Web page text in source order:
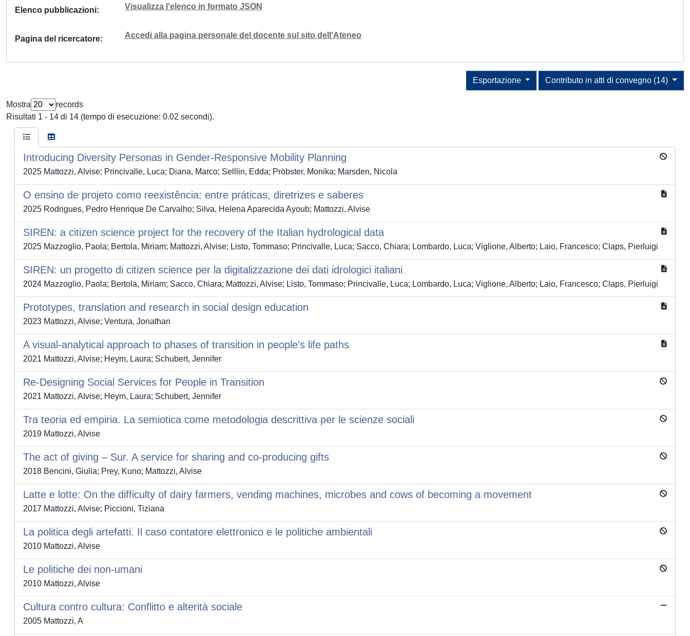
Elenco pubblicazioni Visualizza l'elenco in formato JSON
Pagina del ricercatore Accedi alla pagina personale del docente sul sito dell'Ateneo
Contributo in atti di convegno (14)
Esportazione
Mostra
records
Risultati 1 - 14 di 14 (tempo di esecuzione: 0.02 secondi).
Introducing Diversity Personas in Gender-Responsive Mobility Planning
2025 Mattozzi, Alvise; Princivalle, Luca; Diana, Marco; Selllin, Edda; Pröbster, Monika; Marsden, Nicola
O ensino de projeto como reexistência: entre práticas, diretrizes e saberes
2025 Rodrigues, Pedro Henrique De Carvalho; Silva, Helena Aparecida Ayoub; Mattozzi, Alvise
SIREN: a citizen science project for the recovery of the Italian hydrological data
2025 Mazzoglio, Paola; Bertola, Miriam; Mattozzi, Alvise; Listo, Tommaso; Princivalle, Luca; Sacco, Chiara; Lombardo, Luca; Viglione, Alberto; Laio, Francesco; Claps, Pierluigi
SIREN: un progetto di citizen science per la digitalizzazione dei dati idrologici italiani
2024 Mazzoglio, Paola; Bertola, Miriam; Sacco, Chiara; Mattozzi, Alvise; Listo, Tommaso; Princivalle, Luca; Lombardo, Luca; Viglione, Alberto; Laio, Francesco; Claps, Pierluigi
Prototypes, translation and research in social design education
2023 Mattozzi, Alvise; Ventura, Jonathan
A visual-analytical approach to phases of transition in people’s life paths
2021 Mattozzi, Alvise; Heym, Laura; Schubert, Jennifer
Re-Designing Social Services for People in Transition
2021 Mattozzi, Alvise; Heym, Laura; Schubert, Jennifer
Tra teoria ed empiria. La semiotica come metodologia descrittiva per le scienze sociali
2019 Mattozzi, Alvise
The act of giving – Sur. A service for sharing and co-producing gifts
2018 Bencini, Giulia; Prey, Kuno; Mattozzi, Alvise
Latte e lotte: On the difficulty of dairy farmers, vending machines, microbes and cows of becoming a movement
2017 Mattozzi, Alvise; Piccioni, Tiziana
La politica degli artefatti. Il caso contatore elettronico e le politiche ambientali
2010 Mattozzi, Alvise
Le politiche dei non-umani
2010 Mattozzi, Alvise
Cultura contro cultura: Conflitto e alterità sociale
2005 Mattozzi, A